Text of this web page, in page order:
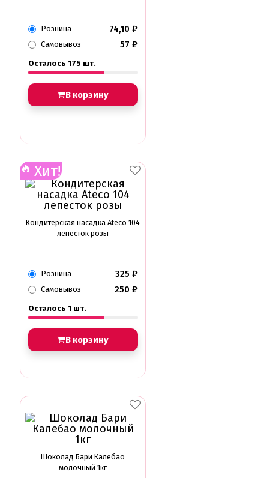
Розница 74,10 ₽
Самовывоз 57 ₽
Осталось 175 шт.
В корзину
Хит!
Кондитерская насадка Ateco 104
лепесток розы
Розница 325 ₽
Самовывоз 250 ₽
Осталось 1 шт.
В корзину
Шоколад Бари Калебао
молочный 1кг